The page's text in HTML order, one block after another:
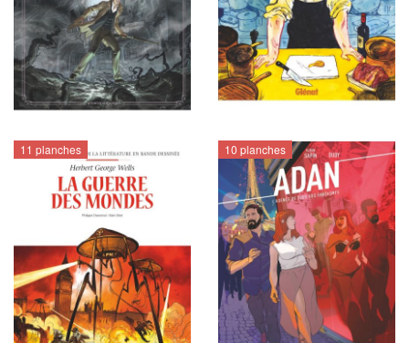
11 planches 10 planches